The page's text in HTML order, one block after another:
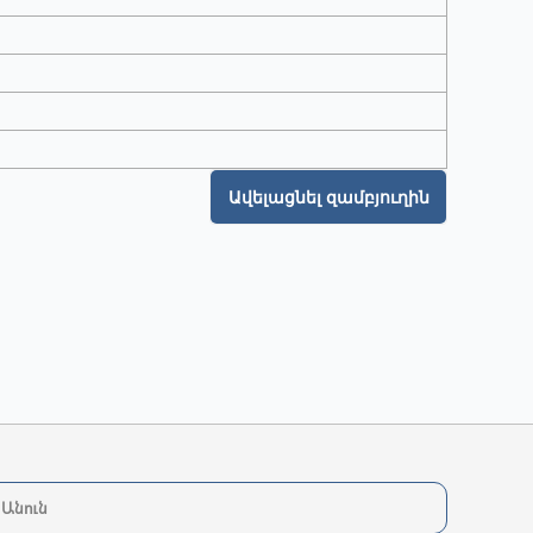
Ավելացնել զամբյուղին